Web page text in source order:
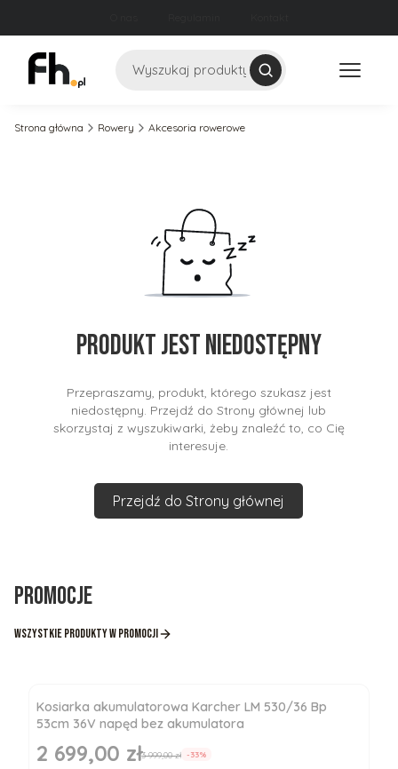
Szukaj
Strona główna Rowery Akcesoria rowerowe
Produkt jest niedostępny
Przepraszamy, produkt, którego szukasz jest
niedostępny. Przejdź do Strony głównej lub
skorzystaj z wyszukiwarki, żeby znaleźć to, co Cię
interesuje.
Przejdź do Strony głównej
Promocje
Wszystkie produkty w promocji
Kosiarka akumulatorowa Karcher LM 530/36 Bp
53cm 36V napęd bez akumulatora
Cena promocyjna
2 699,00 zł3 999,00 zł -33%